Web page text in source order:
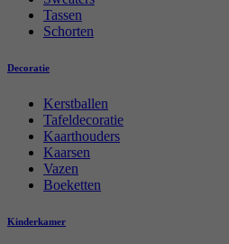
Tassen
Schorten
Decoratie
Kerstballen
Tafeldecoratie
Kaarthouders
Kaarsen
Vazen
Boeketten
Kinderkamer